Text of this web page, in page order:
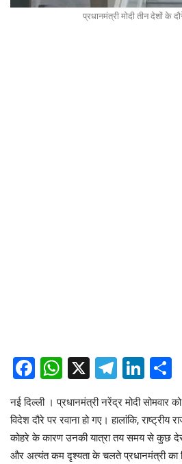
प्रधानमंत्री मोदी तीन देशों के
Facebook
WhatsApp
X
नई दिल्ली । प्रधानमंत्री नरेंद्र मोदी सोमवार
विदेश दौरे पर रवाना हो गए। हालांकि, राष्ट्रीय
कोहरे के कारण उनकी यात्रा तय समय से कुछ
और अत्यंत कम दृश्यता के चलते प्रधानमंत्री का